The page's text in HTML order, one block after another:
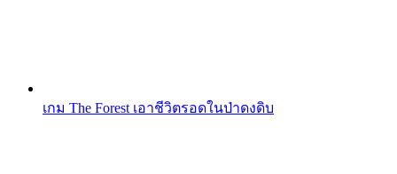
เกม The Forest เอาชีวิตรอดในป่าดงดิบ